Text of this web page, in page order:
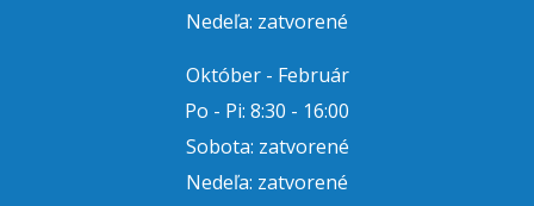
Nedeľa: zatvorené
Október - Február
Po - Pi: 8:30 - 16:00
Sobota: zatvorené
Nedeľa: zatvorené